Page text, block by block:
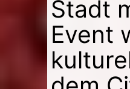
Stadt
Event